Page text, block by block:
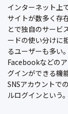
インターネット上
サイトが数多く存
とで独自のサービ
ードの使い分けに
るユーザーも多い
Facebookなどの
グインができる機
SNSアカウントで
ルログインという。